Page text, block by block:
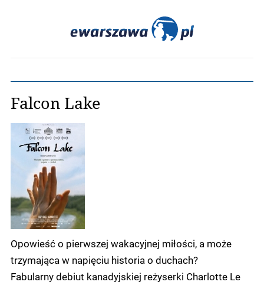
Falcon Lake
Opowieść o pierwszej wakacyjnej miłości, a może
trzymająca w napięciu historia o duchach?
Fabularny debiut kanadyjskiej reżyserki Charlotte Le